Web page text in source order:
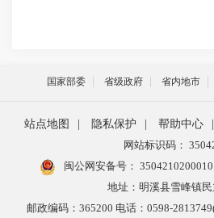
国家部委 省级政府 省内地市
站点地图 隐私保护 帮助中心
网站标识码：
闽公网安备号：
地址：明溪县雪峰镇
邮政编码：365200 电话：0598-